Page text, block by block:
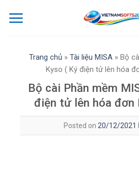
Trang chủ » Tài liệu MISA » Bộ
Kyso ( Ký điện tử lên hóa
Bộ cài Phần mềm
điện tử lên hóa đơn
Posted on 20/12/2021